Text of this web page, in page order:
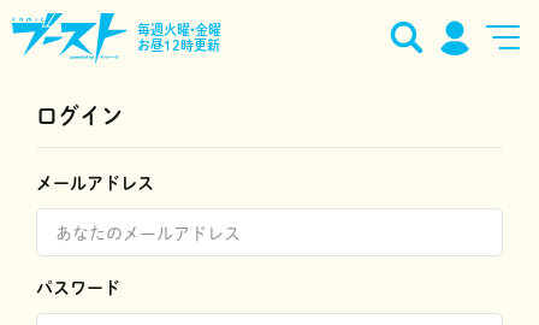
毎週火曜•金曜
お昼12時更新
ログイン
メールアドレス
パスワード